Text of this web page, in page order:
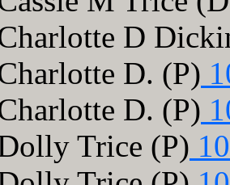
D
D. (P)
D. (P)
Trice (P)